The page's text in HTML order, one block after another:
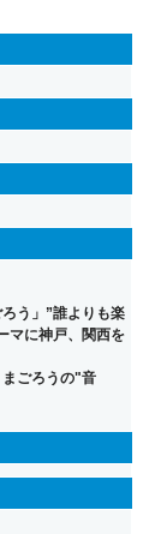
う」”誰よりも楽
マに神戸、関西を
ごろうの"音